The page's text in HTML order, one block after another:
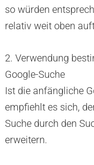
so würden
relativ weit oben
2. Verwendung
Google-Suche
Ist die anfängliche
empfiehlt es sich,
Suche durch den
erweitern.